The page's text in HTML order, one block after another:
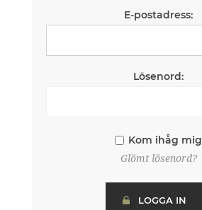
E-postadress:
Lösenord:
Kom ihåg mig
Glömt lösenord?
LOGGA IN